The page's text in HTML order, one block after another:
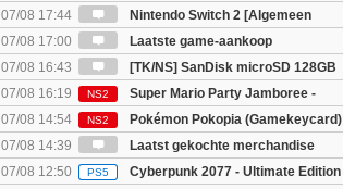
[Algemeen Topic]
07/08 17:44
Nintendo Switch 2 [Algemeen
Topic]
07/08 17:00
Laatste game-aankoop
07/08 16:43
[TK/NS] SanDisk microSD 128GB
07/08 16:19
NS2
Super Mario Party Jamboree -
Nintendo Switch 2 Edition
07/08 14:54 NS2
Pokémon Pokopia (Gamekeycard)
07/08 14:39
Laatst gekochte merchandise
07/08 12:50
PS5
Cyberpunk 2077 - Ultimate Edition